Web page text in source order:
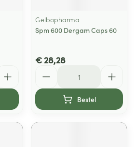
Gelbopharma
Spm 600 Dergam Caps 60
€ 28,28
Bestel